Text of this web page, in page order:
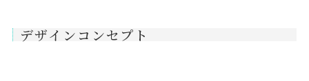
デザインコンセプト